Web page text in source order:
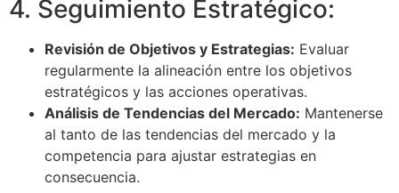
4. Seguimiento Estratégico:
Revisión de Objetivos y Estrategias: Evaluar
regularmente la alineación entre los objetivos
estratégicos y las acciones operativas.
Análisis de Tendencias del Mercado: Mantenerse
al tanto de las tendencias del mercado y la
competencia para ajustar estrategias en
consecuencia.